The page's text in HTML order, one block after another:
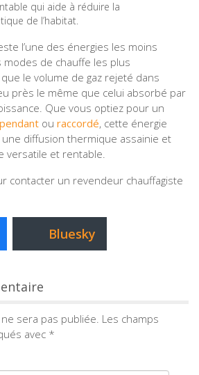
qui aide à réduire la
de l’habitat.
l’une des énergies les moins
modes de chauffe les plus
le volume de gaz rejeté dans
près le même que celui absorbé par
Que vous optiez pour un
ou raccordé, cette énergie
diffusion thermique assainie et
versatile et rentable.
contacter un revendeur chauffagiste
Bluesky
sera pas publiée. Les champs
avec *